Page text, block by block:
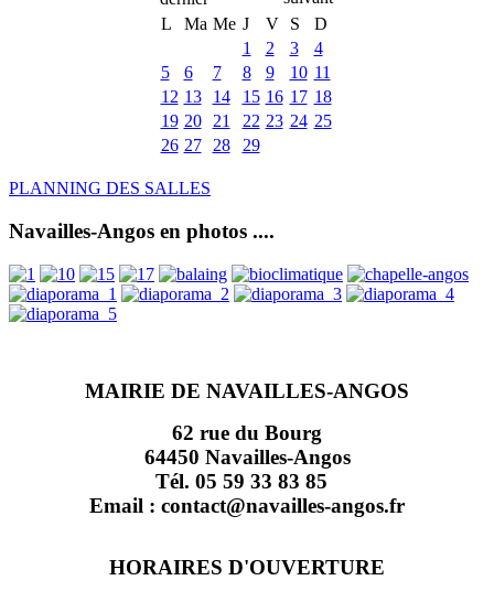
L
Ma Me J V S
D
1
2 3
4
5
6 7 8 9 10 11
12 13 14 15 16 17 18
19 20 21 22 23 24 25
26 27 28 29
PLANNING DES SALLES
Navailles-Angos en photos ....
MAIRIE DE NAVAILLES-ANGOS
62 rue du Bourg
64450 Navailles-Angos
Tél. 05 59 33 83 85
Email : contact@navailles-angos.fr
HORAIRES D'OUVERTURE